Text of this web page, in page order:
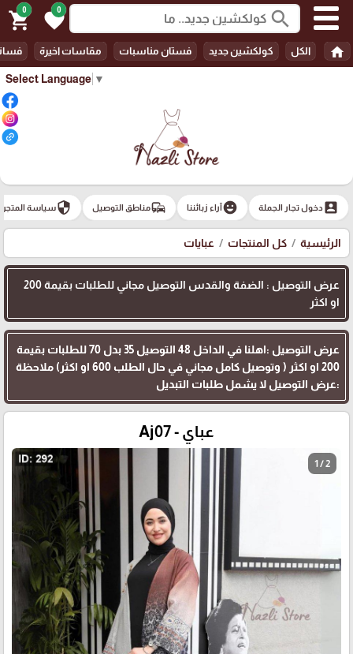
Select Language ▼
search
0
favorite
0
shopping_cart
home الكل كولكشين جديد فستان مناسبات مقاسات اخيرة
account_boxدخول تجار الجملة emoji_emotionsآراء زبائننا commuteمناطق التوصيل securityسياسة المتجر
الرئيسية كل المنتجات عبايات
عرض التوصيل : الضفة والقدس التوصيل مجاني للطلبات بقيمة 200
او اكثر
عرض التوصيل :اهلنا في الداخل 48 التوصيل 35 بدل 70 للطلبات بقيمة
200 او اكثر ( وتوصيل كامل مجاني في حال الطلب 600 او اكثر) ملاحظة
:عرض التوصيل لا يشمل طلبات التبديل
عباي - Aj07
1 / 2